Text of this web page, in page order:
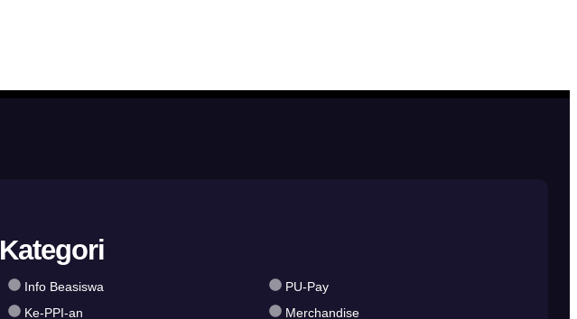
Kategori
Info Beasiswa
Ke-PPI-an
PU-Pay
Merchandise